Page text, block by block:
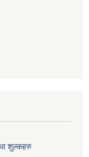
शुल्कहरु